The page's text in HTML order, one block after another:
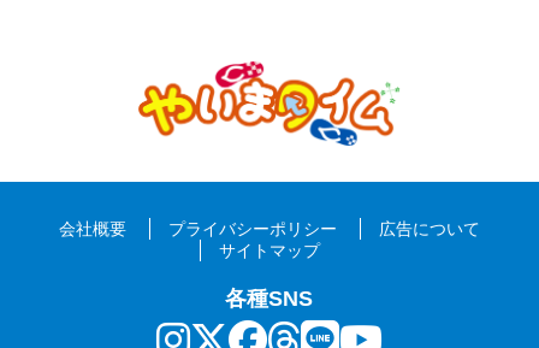
会社概要 プライバシーポリシー
広告について
サイトマップ
各種SNS